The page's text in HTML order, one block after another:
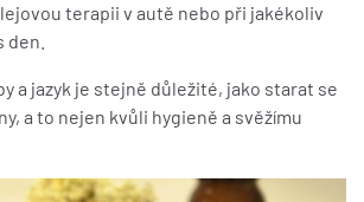
terapii v autě nebo při jakékoliv
den.
a jazyk je stejně důležité, jako starat se
a to nejen kvůli hygieně a svěžímu